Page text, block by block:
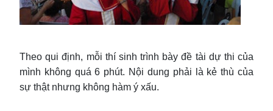
Theo qui định, mỗi thí sinh trình bày đề tài dự thi của
mình không quá 6 phút. Nội dung phải là kẻ thù của
sự thật nhưng không hàm ý xấu.